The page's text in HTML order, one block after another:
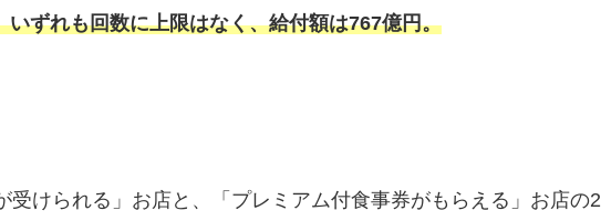
ずれも回数に上限はなく、給付額は767億円。
受けられる」お店と、「プレミアム付食事券がもらえる」お店の2